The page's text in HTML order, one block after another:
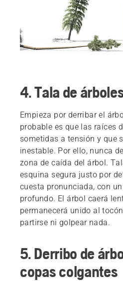
4. Tala de
Empieza por derribar el
probable es que las raíces
sometidas a tensión y que
inestable. Por ello, nunca
zona de caída del árbol.
esquina segura justo por
cuesta pronunciada, con
profundo. El árbol caerá
permanecerá unido al
partirse ni golpear nada.
5. Derribo de
copas colgantes